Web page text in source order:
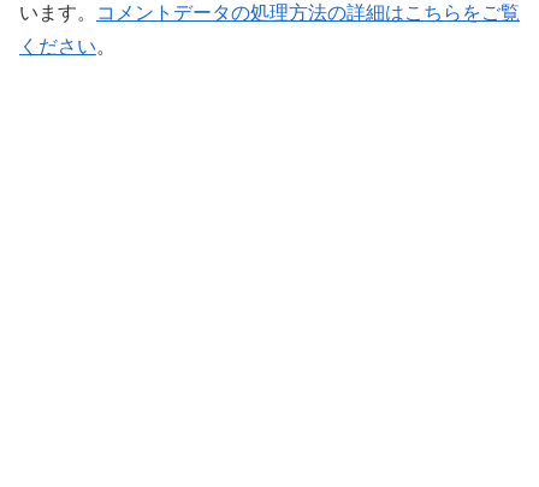
います。
コメントデータの処理方法の詳細はこちらをご覧
ください。